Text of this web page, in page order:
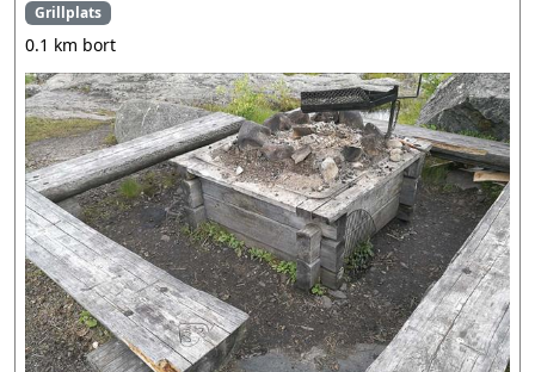
Grillplats
0.1 km bort